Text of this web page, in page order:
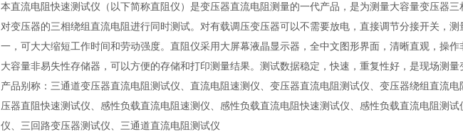
本直流电阻快速测试仪（以下简称直阻仪）是变压器直流电阻测量的一代产品，是为测量大容量变压器
对变压器的三相绕组直流电阻进行同时测试。对有载调压变压器可以不需要放电，直接调节分接开关，
一，可大大缩短工作时间和劳动强度。直阻仪采用大屏幕液晶显示器，全中文图形界面，清晰直观，操
大容量非易失性存储器，可以方便的存储和打印测量结果。测试数据稳定，快速，重复性好，是现场测量
产品别称：三通道变压器直流电阻测试仪、直流电阻速测仪、变压器直流电阻测试仪、变压器绕组直流
压器直阻快速测试仪、感性负载直流电阻速测仪、感性负载直流电阻快速测试仪、感性负载直流电阻测
仪、三回路变压器测试仪、三通道直流电阻测试仪